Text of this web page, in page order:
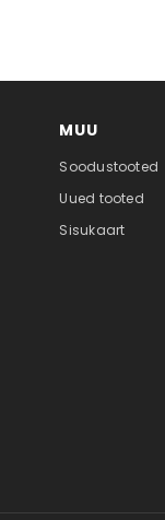
MUU
Soodustooted
Uued tooted
Sisukaart